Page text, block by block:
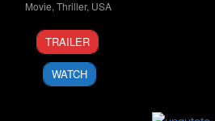
Movie,Thriller, USA
20
Mar
2013
Peter
Winther
TRAILER
WATCH